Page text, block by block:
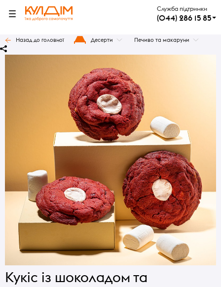
Служба підтримки
(044) 286 15 85
Назад до головної Десерти Печиво та макаруни
Кукіс із шоколадом та